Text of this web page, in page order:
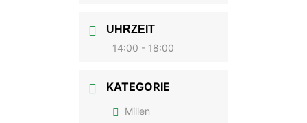
UHRZEIT
14:00 - 18:00
KATEGORIE
Millen